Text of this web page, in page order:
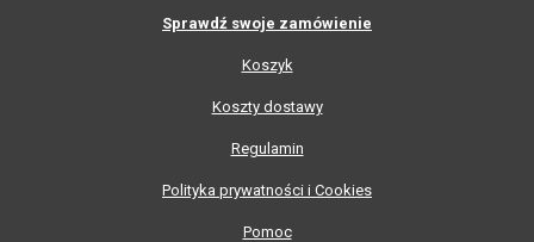
Sprawdź swoje zamówienie
Koszyk
Koszty dostawy
Regulamin
Polityka prywatności i Cookies
Pomoc